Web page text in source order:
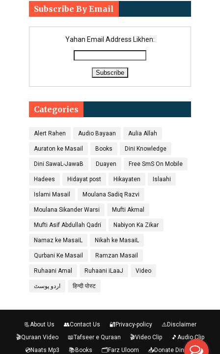
Subscribe By Email
Yahan Email Address Likhen:
Categories
Alert Rahen Audio Bayaan Aulia Allah
Auraton ke Masail Books Dini Knowledge
Dini SawaL-JawaB Duayen Free SmS On Mobile
Hadees Hidayat post Hikayaten Islaahi
Islami Masail Moulana Sadiq Razvi
Moulana Sikander Warsi Mufti Akmal
Mufti Asif Abdullah Qadri Nabiyon Ka Zikar
Namaz ke MasaiL Nikah ke MasaiL
Qurbani Ke Masail Ramzan Masail
Ruhaani Amal Ruhaani iLaaJ Video
اردو پوسٹ हिन्दी पोस्ट
📃About Us 👥Contact Us 🔐Privacy-policy
⚠️Disclaimer
🎬Quraan Video
📖Tafseer e Quraan 🎬Video Clip
🎵Audio Clip
💿Naats Mp3
📚Books 🗂️Farz Uloom 📥Donate Diniraah